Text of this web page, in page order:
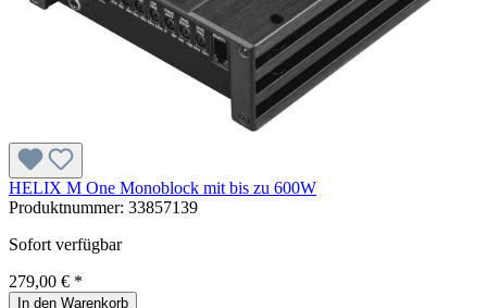
HELIX M One Monoblock mit bis zu 600W
Produktnummer: 33857139
Sofort verfügbar
279,00 € *
In den Warenkorb